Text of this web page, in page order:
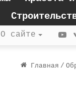
О сайте
Главная /